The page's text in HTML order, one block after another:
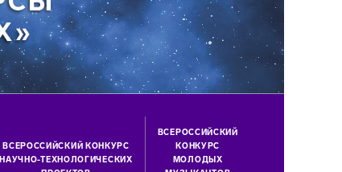
ВСЕРОССИЙСКИЙ КОНКУРС
НАУЧНО-ТЕХНОЛОГИЧЕСКИХ
ВСЕРОССИЙСКИЙ
КОНКУРС
МОЛОДЫХ